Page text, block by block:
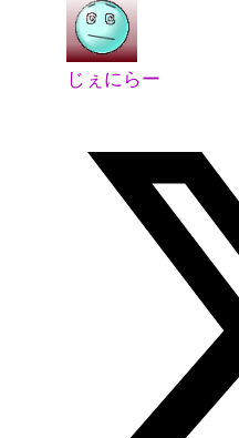
じぇにらー